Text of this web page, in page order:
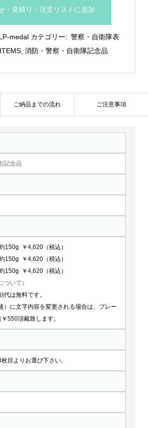
・見積り・注文リストに追加
medal カテゴリー: 警察・自衛隊表
, 消防・警察・自衛隊記念品
ご納品までの流れ ご注意事項
記念品
150g ￥4,620（税込）
150g ￥4,620（税込）
150g ￥4,620（税込）
ついて）
代は無料です。
）に文字内容を変更される場合は、プレー
550頂戴致します。
目よりお選び下さい。